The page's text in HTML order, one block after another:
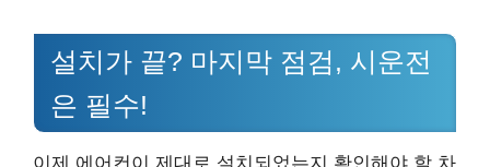
설치가 끝? 마지막 점검, 시운전
은 필수!
이제 에어컨이 제대로 설치되었는지 확인해야 할 차